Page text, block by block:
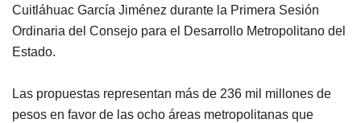
Cuitláhuac García Jiménez durante la Primera Sesión
Ordinaria del Consejo para el Desarrollo Metropolitano del
Estado.
Las propuestas representan más de 236 mil millones de
pesos en favor de las ocho áreas metropolitanas que